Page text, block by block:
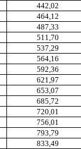
442,02
464,12
487,33
511,70
537,29
564,16
592,36
621,97
653,07
685,72
720,01
756,01
793,79
833,49